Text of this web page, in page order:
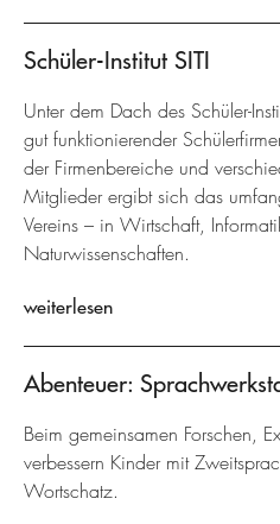
Schüler-Institut SITI
Unter dem Dach des Schüler-
gut funktionierender
der Firmenbereiche und
Mitglieder ergibt sich das
Vereins – in Wirtschaft,
Naturwissenschaften.
weiterlesen
Abenteuer:
Beim gemeinsamen Forschen,
verbessern Kinder mit
Wortschatz.